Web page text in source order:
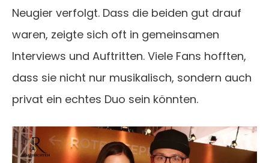
Neugier verfolgt. Dass die beiden gut drauf
waren, zeigte sich oft in gemeinsamen
Interviews und Auftritten. Viele Fans hofften,
dass sie nicht nur musikalisch, sondern auch
privat ein echtes Duo sein könnten.